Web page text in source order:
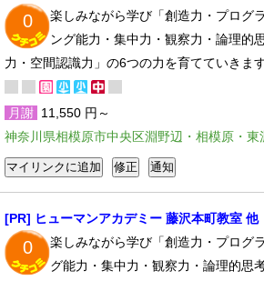
0
楽しみながら学び「創造力・プログ
ング能力・集中力・観察力・論理的
力・空間認識力」の6つの力を育てていきます
月謝 11,550 円～
神奈川県相模原市中央区淵野辺・相模原・東
[PR] ヒューマンアカデミー 藤沢本町教室 他
0
楽しみながら学び「創造力・プログ
グ能力・集中力・観察力・論理的思